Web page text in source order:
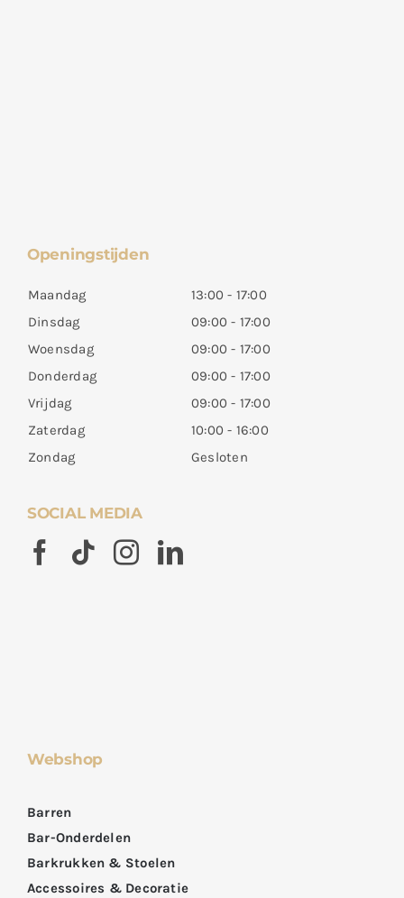
Openingstijden
Maandag
13:00 - 17:00
Dinsdag
09:00 - 17:00
Woensdag
09:00 - 17:00
Donderdag
09:00 - 17:00
Vrijdag
09:00 - 17:00
Zaterdag
10:00 - 16:00
Zondag
Gesloten
SOCIAL MEDIA
Webshop
Barren
Bar-Onderdelen
Barkrukken & Stoelen
Accessoires & Decoratie